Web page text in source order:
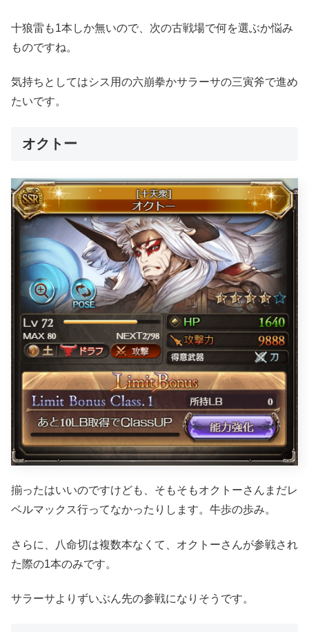
十狼雷も1本しか無いので、次の古戦場で何を選ぶか悩み
ものですね。
気持ちとしてはシス用の六崩拳かサラーサの三寅斧で進め
たいです。
オクトー
揃ったはいいのですけども、そもそもオクトーさんまだレ
ベルマックス行ってなかったりします。牛歩の歩み。
さらに、八命切は複数本なくて、オクトーさんが参戦され
た際の1本のみです。
サラーサよりずいぶん先の参戦になりそうです。